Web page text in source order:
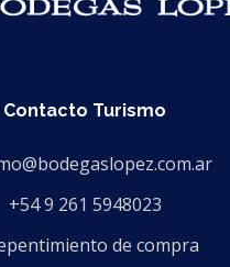
Contacto Turismo
+54 9 261 5948023
de compra